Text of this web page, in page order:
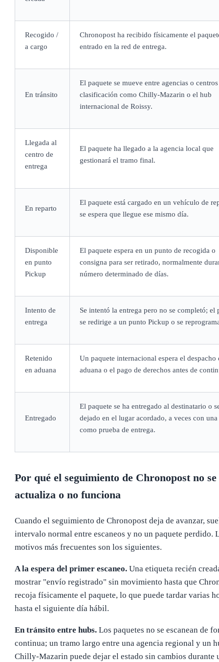
Recogido /
a cargo
Chronopost ha recibido físicamente el
entrado en la red de entrega.
En tránsito
El paquete se mueve entre agencias o
clasificación como Chilly-Mazarin o el hub
internacional de Roissy.
Llegada al
centro de
entrega
El paquete ha llegado a la agencia local que
gestionará el tramo final.
En reparto
El paquete está cargado en un vehículo de
se espera que llegue ese mismo día.
Disponible
en punto
Pickup
El paquete espera en un punto de recogida o
consigna para ser retirado, normalmente
número determinado de días.
Intento de
entrega
Se intentó la entrega pero no se completó; el
se redirige a un punto Pickup o se
Retenido
en aduana
Un paquete internacional espera el despacho
aduana o el pago de derechos antes de
Entregado
El paquete se ha entregado al destinatario o
dejado en el lugar acordado, a veces con
como prueba de entrega.
Por qué el seguimiento de Chronopost no se
actualiza o no funciona
Cuando el seguimiento de Chronopost deja de avanzar,
intervalo normal entre escaneos y no un paquete perdido.
motivos más frecuentes son los siguientes.
A la espera del primer escaneo.Una etiqueta recién
mostrar "envío registrado" sin movimiento hasta que
recoja físicamente el paquete, lo que puede tardar varias
hasta el siguiente día hábil.
En tránsito entre hubs.Los paquetes no se escanean de
continua; un tramo largo entre una agencia regional y un
Chilly-Mazarin puede dejar el estado sin cambios durante